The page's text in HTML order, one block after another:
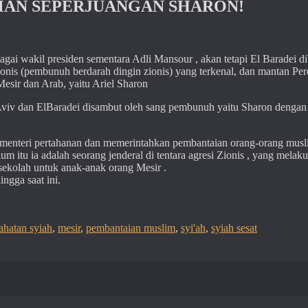
SEPERJUANGAN SHARON!
wakil presiden sementara Adli Mansour , akan tetapi El Baradei
(pembunuh berdarah dingin zionis) yang terkenal, dan mantan
dan Arab, yaitu Ariel Sharon
dan ElBaradei disambut oleh sang pembunuh yaitu Sharon
pertahanan dan memerintahkan pembantaian orang-orang
itu ia adalah seorang jenderal di tentara agresi Zionis , yang
untuk anak-anak orang Mesir .
saat ini.
syiah, mesir, pembantaian muslim, syi'ah, syiah sesat